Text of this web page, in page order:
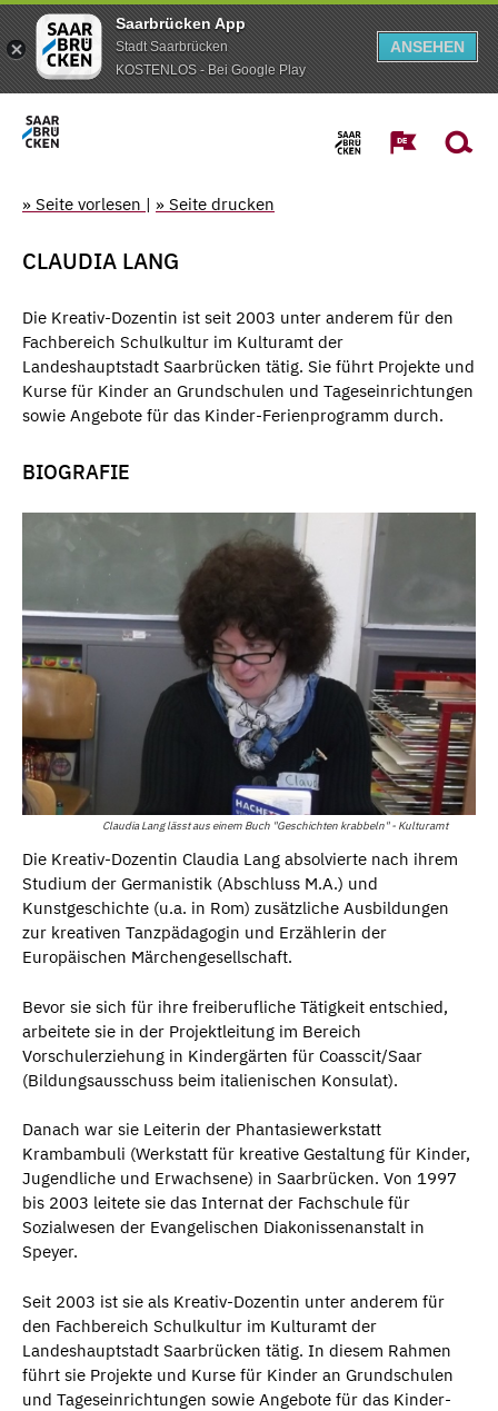
Saarbrücken App
Stadt Saarbrücken
KOSTENLOS - Bei Google Play
ANSEHEN
» Seite vorlesen | » Seite drucken
CLAUDIA LANG
Die Kreativ-Dozentin ist seit 2003 unter anderem für den
Fachbereich Schulkultur im Kulturamt der
Landeshauptstadt Saarbrücken tätig. Sie führt Projekte und
Kurse für Kinder an Grundschulen und Tageseinrichtungen
sowie Angebote für das Kinder-Ferienprogramm durch.
BIOGRAFIE
Claudia Lang lässt aus einem Buch "Geschichten krabbeln" - Kulturamt
Die Kreativ-Dozentin Claudia Lang absolvierte nach ihrem
Studium der Germanistik (Abschluss M.A.) und
Kunstgeschichte (u.a. in Rom) zusätzliche Ausbildungen
zur kreativen Tanzpädagogin und Erzählerin der
Europäischen Märchengesellschaft.
Bevor sie sich für ihre freiberufliche Tätigkeit entschied,
arbeitete sie in der Projektleitung im Bereich
Vorschulerziehung in Kindergärten für Coasscit/Saar
(Bildungsausschuss beim italienischen Konsulat).
Danach war sie Leiterin der Phantasiewerkstatt
Krambambuli (Werkstatt für kreative Gestaltung für Kinder,
Jugendliche und Erwachsene) in Saarbrücken. Von 1997
bis 2003 leitete sie das Internat der Fachschule für
Sozialwesen der Evangelischen Diakonissenanstalt in
Speyer.
Seit 2003 ist sie als Kreativ-Dozentin unter anderem für
den Fachbereich Schulkultur im Kulturamt der
Landeshauptstadt Saarbrücken tätig. In diesem Rahmen
führt sie Projekte und Kurse für Kinder an Grundschulen
und Tageseinrichtungen sowie Angebote für das Kinder-